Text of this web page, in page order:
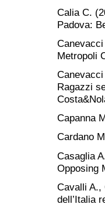
Calia C.
Padova:
Metropoli
Ragazzi
Capanna
Cardano
Casaglia
Opposing
Cavalli A.,
dell’Italia